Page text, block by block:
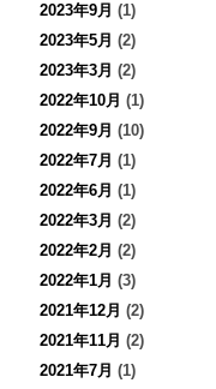
2023年9月 (1)
2023年5月 (2)
2023年3月 (2)
2022年10月 (1)
2022年9月 (10)
2022年7月 (1)
2022年6月 (1)
2022年3月 (2)
2022年2月 (2)
2022年1月 (3)
2021年12月 (2)
2021年11月 (2)
2021年7月 (1)